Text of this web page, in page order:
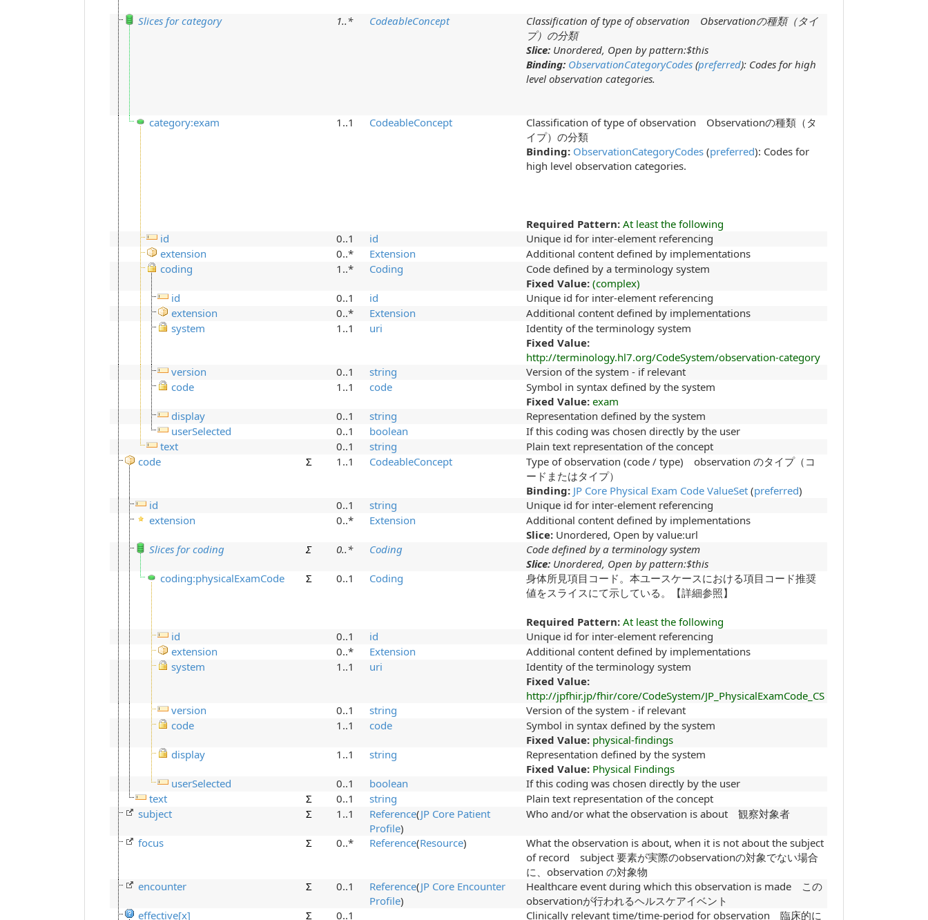
Slices for category 1..* CodeableConcept
Classification of type of observation Observationの種類（タイ
プ）の分類
Slice: Unordered, Open by pattern:$this
Binding: ObservationCategoryCodes (preferred): Codes for high
level observation categories.
category:exam 1..1 CodeableConcept
Classification of type of observation Observationの種類（タ
イプ）の分類
Binding: ObservationCategoryCodes (preferred): Codes for
high level observation categories.
Required Pattern:At least the following
id
0..1 id
Unique id for inter-element referencing
extension
0..* Extension
Additional content defined by implementations
coding
1..* Coding
Code defined by a terminology system
Fixed Value:(complex)
id
0..1 id
Unique id for inter-element referencing
extension
0..* Extension
Additional content defined by implementations
system
1..1 uri
Identity of the terminology system
Fixed Value:
http://terminology.hl7.org/CodeSystem/observation-category
version
0..1 string
Version of the system - if relevant
code
1..1 code
Symbol in syntax defined by the system
Fixed Value:exam
display
0..1 string
Representation defined by the system
userSelected
0..1 boolean
If this coding was chosen directly by the user
text
0..1 string
Plain text representation of the concept
code
Σ 1..1 CodeableConcept
Type of observation (code / type) observation のタイプ（コ
ードまたはタイプ）
Binding: JP Core Physical Exam Code ValueSet (preferred)
id
0..1 string
Unique id for inter-element referencing
extension
0..* Extension
Additional content defined by implementations
Slice: Unordered, Open by value:url
Slices for coding
Σ 0..* Coding
Code defined by a terminology system
Slice: Unordered, Open by pattern:$this
coding:physicalExamCode
Σ 0..1 Coding
身体所見項目コード。本ユースケースにおける項目コード推奨
値をスライスにて示している。【詳細参照】
Required Pattern:At least the following
id
0..1 id
Unique id for inter-element referencing
extension
0..* Extension
Additional content defined by implementations
system
1..1 uri
Identity of the terminology system
Fixed Value:
http://jpfhir.jp/fhir/core/CodeSystem/JP_PhysicalExamCode_CS
version
0..1 string
Version of the system - if relevant
code
1..1 code
Symbol in syntax defined by the system
Fixed Value: physical-findings
display
1..1 string
Representation defined by the system
Fixed Value: Physical Findings
userSelected
0..1 boolean
If this coding was chosen directly by the user
text
Σ 0..1 string
Plain text representation of the concept
subject
Σ 1..1 Reference(JP Core Patient
Profile)
Who and/or what the observation is about 観察対象者
focus Σ 0..* Reference(Resource)
What the observation is about, when it is not about the subject
of record subject 要素が実際のobservationの対象でない場合
に、observation の対象物
encounter
Σ 0..1 Reference(JP Core Encounter
Profile)
Healthcare event during which this observation is made この
observationが行われるヘルスケアイベント
effective[x]
Σ 0..1 Clinically relevant time/time-period for observation 臨床的に